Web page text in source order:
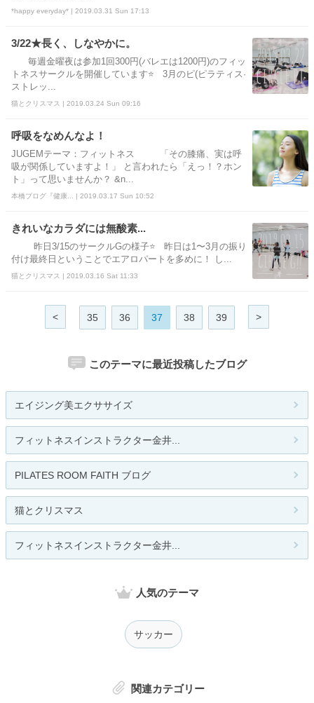
*happy everyday* | 2019.03.31 Sun 17:13
3/22★長く、しなやかに。
毎週金曜夜は参加1回300円(バレエは1200円)のフィッ
トネスサークルを開催しています⭐ 3月のピ(ピラティス·
ストレッ...
猫とクリスマス | 2019.03.24 Sun 09:16
呼吸をなめんなよ！
JUGEMテーマ：フィットネス 「その膝痛、実は呼
吸が関係していますよ！」 と言われたら「えっ！？ホン
ト」って思いませんか？ &n...
本橋ブログ『健康... | 2019.03.17 Sun 10:52
きれいなカラダには無酸素...
昨日3/15のサークルGの様子⭐ 昨日は1〜3月の振り
付け最終日ということでエアロパートを多めに！ し...
猫とクリスマス | 2019.03.16 Sat 11:33
< 35 36 37 38 39 >
このテーマに最近投稿したブログ
エイジング美エクササイズ
フィットネスインストラクター金井...
PILATES ROOM FAITH ブログ
猫とクリスマス
フィットネスインストラクター金井...
人気のテーマ
サッカー
関連カテゴリー